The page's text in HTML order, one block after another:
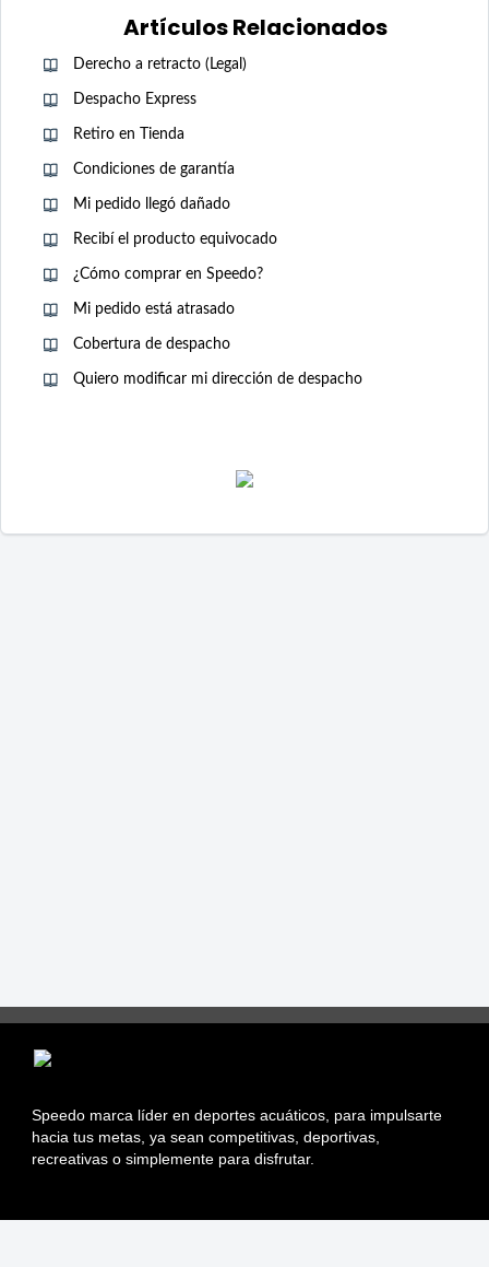
Artículos Relacionados
Derecho a retracto (Legal)
Despacho Express
Retiro en Tienda
Condiciones de garantía
Mi pedido llegó dañado
Recibí el producto equivocado
¿Cómo comprar en Speedo?
Mi pedido está atrasado
Cobertura de despacho
Quiero modificar mi dirección de despacho
Speedo marca líder en deportes acuáticos, para impulsarte
hacia tus metas, ya sean competitivas, deportivas,
recreativas o simplemente para disfrutar.